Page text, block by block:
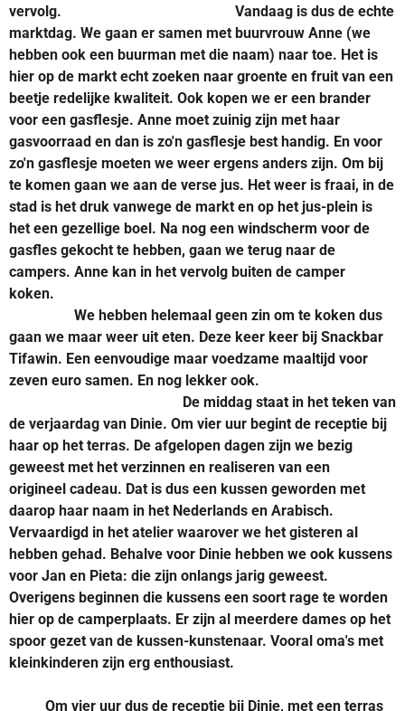
vervolg. Vandaag is dus de echte
marktdag. We gaan er samen met buurvrouw Anne (we
hebben ook een buurman met die naam) naar toe. Het is
hier op de markt echt zoeken naar groente en fruit van een
beetje redelijke kwaliteit. Ook kopen we er een brander
voor een gasflesje. Anne moet zuinig zijn met haar
gasvoorraad en dan is zo'n gasflesje best handig. En voor
zo'n gasflesje moeten we weer ergens anders zijn. Om bij
te komen gaan we aan de verse jus. Het weer is fraai, in de
stad is het druk vanwege de markt en op het jus-plein is
het een gezellige boel. Na nog een windscherm voor de
gasfles gekocht te hebben, gaan we terug naar de
campers. Anne kan in het vervolg buiten de camper
koken.
We hebben helemaal geen zin om te koken dus
gaan we maar weer uit eten. Deze keer keer bij Snackbar
Tifawin. Een eenvoudige maar voedzame maaltijd voor
zeven euro samen. En nog lekker ook.
De middag staat in het teken van
de verjaardag van Dinie. Om vier uur begint de receptie bij
haar op het terras. De afgelopen dagen zijn we bezig
geweest met het verzinnen en realiseren van een
origineel cadeau. Dat is dus een kussen geworden met
daarop haar naam in het Nederlands en Arabisch.
Vervaardigd in het atelier waarover we het gisteren al
hebben gehad. Behalve voor Dinie hebben we ook kussens
voor Jan en Pieta: die zijn onlangs jarig geweest.
Overigens beginnen die kussens een soort rage te worden
hier op de camperplaats. Er zijn al meerdere dames op het
spoor gezet van de kussen-kunstenaar. Vooral oma's met
kleinkinderen zijn erg enthousiast.
Om vier uur dus de receptie bij Dinie, met een terras